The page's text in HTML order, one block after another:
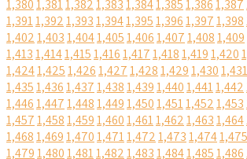
1,3801,3811,3821,3831,3841,3851,3861,387
1,3911,3921,3931,3941,3951,3961,3971,398
1,4021,4031,4041,4051,4061,4071,4081,409
1,4131,4141,4151,4161,4171,4181,4191,420
1,4241,4251,4261,4271,4281,4291,4301,431
1,4351,4361,4371,4381,4391,4401,4411,442
1,4461,4471,4481,4491,4501,4511,4521,453
1,4571,4581,4591,4601,4611,4621,4631,464
1,4681,4691,4701,4711,4721,4731,4741,475
1,4791,4801,4811,4821,4831,4841,4851,486